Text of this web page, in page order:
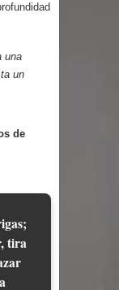
una
un
de
tira